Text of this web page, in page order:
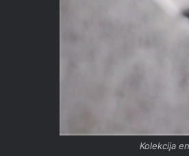
Kolekcija